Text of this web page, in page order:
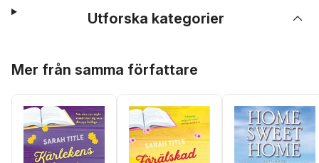
Utforska kategorier
Mer från samma författare